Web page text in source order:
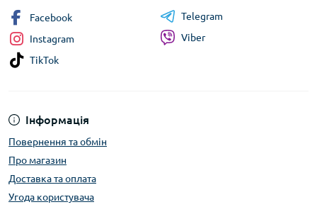
Інформація
Повернення та обмін
Про магазин
Доставка та оплата
Угода користувача
Facebook
Instagram
TikTok
Telegram
Viber